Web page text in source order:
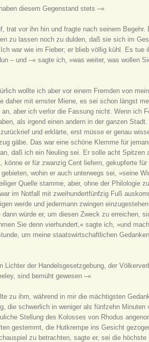
diesem Gegenstand stets –«
trat vor ihn hin und fragte nach seinem Begehr.
zu lassen noch zu dulden, daß sie sich im
war wie im Fieber; er blieb völlig kühl. Es tue
– und –« sagte ich, »was weiter, was wollen
wollte ich aber vor einem Fremden von
daher mit ernster Miene, es sei schon längst
aber ich verlor die Fassung nicht. Wenn ich
als irgend einen andern in der ganzen
und erklärte, erst müsse er genau
gäbe. Das war eine schöne Klemme für
daß ich ein Neuling sei. Er solle acht Spitzen
er für zwanzig Cent liefern, gekupferte für
wohin er auch unterwegs sei, »seine
Quelle stamme, aber, ohne der Philologie
im Notfall mit zweihundertfünfzig Fuß
werde und jedermann zwingen
würde er, um diesen Zweck zu erreichen,
Sie denn vierhundert,« sagte ich, »und
um meine staatswirtschaftlichen
der Handelsgesetzgebung, der
sind bemüht gewesen –«
zu ihm, während in mir die mächtigsten
die schwerlich in weniger als fünfzehn Minuten
Stellung des Kolosses von Rhodus
gestemmt, die Hutkrempe ins Gesicht
zu betrachten, sagte er, sei die höchste